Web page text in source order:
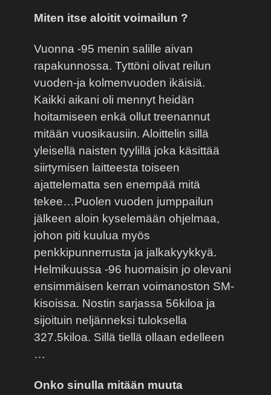
Miten itse aloitit voimailun ?
Vuonna -95 menin salille aivan
rapakunnossa. Tyttöni olivat reilun
vuoden-ja kolmenvuoden ikäisiä.
Kaikki aikani oli mennyt heidän
hoitamiseen enkä ollut treenannut
mitään vuosikausiin. Aloittelin sillä
yleisellä naisten tyylillä joka käsittää
siirtymisen laitteesta toiseen
ajattelematta sen enempää mitä
tekee…Puolen vuoden jumppailun
jälkeen aloin kyselemään ohjelmaa,
johon piti kuulua myös
penkkipunnerrusta ja jalkakyykkyä.
Helmikuussa -96 huomaisin jo olevani
ensimmäisen kerran voimanoston SM-
kisoissa. Nostin sarjassa 56kiloa ja
sijoituin neljänneksi tuloksella
327.5kiloa. Sillä tiellä ollaan edelleen
…
Onko sinulla mitään muuta